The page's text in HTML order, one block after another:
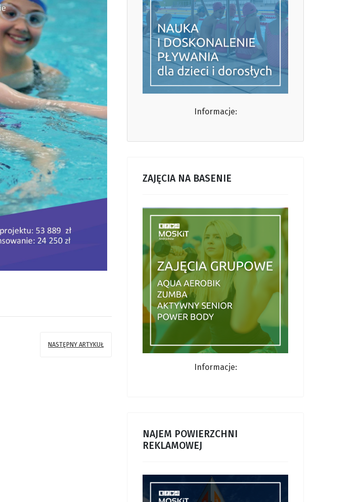
NASTĘPNY ARTYKUŁ
Informacje:
ZAJĘCIA NA BASENIE
Informacje:
NAJEM POWIERZCHNI
REKLAMOWEJ